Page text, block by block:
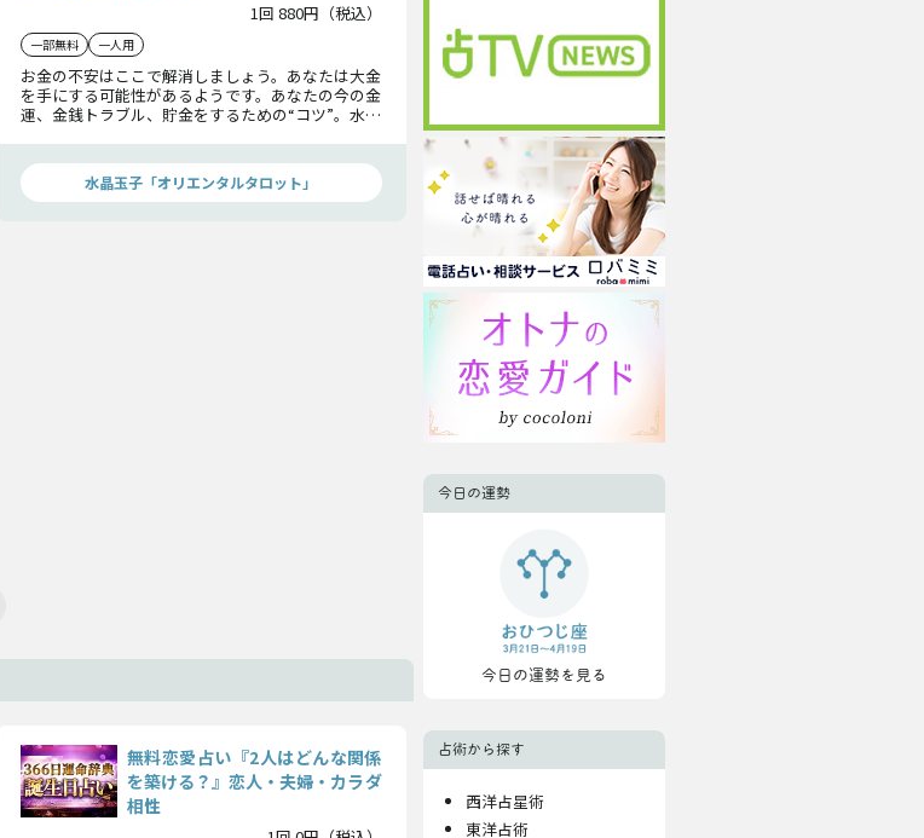
1回 880円（税込）
一部無料 一人用
お金の不安はここで解消しましょう。あなたは大金
を手にする可能性があるようです。あなたの今の金
運、金銭トラブル、貯金をするための“コツ”。水晶
水晶玉子「オリエンタルタロット」
無料恋愛占い『2人はどんな関係
を築ける？』恋人・夫婦・カラダ
相性
今日の運勢
今日の運勢を見る
占術から探す
西洋占星術
東洋占術